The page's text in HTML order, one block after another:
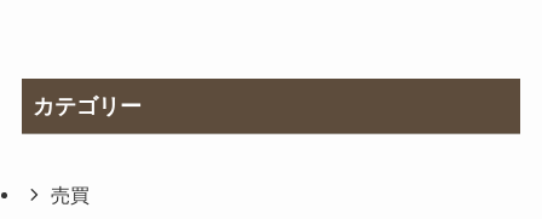
カテゴリー
売買